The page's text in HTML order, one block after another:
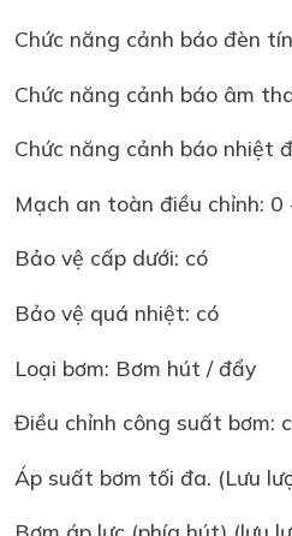
Chức năng cảnh báo đèn
Chức năng cảnh báo âm
Chức năng cảnh báo
Mạch an toàn điều chỉnh:
Bảo vệ cấp dưới: có
Bảo vệ quá nhiệt: có
Loại bơm: Bơm hút / đẩy
Điều chỉnh công suất
Áp suất bơm tối đa. (Lưu